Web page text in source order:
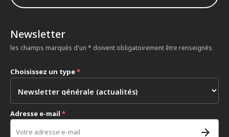
Newsletter
les champs marqués d'un * doivent obligatoirement être renseignés
Choisissez un type*
Adresse e-mail *